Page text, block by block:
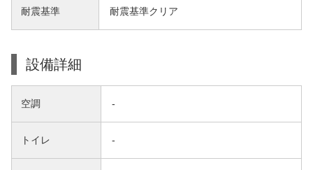
耐震基準 耐震基準クリア
設備詳細
空調 -
トイレ -